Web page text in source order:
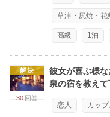
草津・尻焼・花
高級 1泊
解決
30 回答
彼女が喜ぶ様
泉の宿を教えて
恋人 カップ